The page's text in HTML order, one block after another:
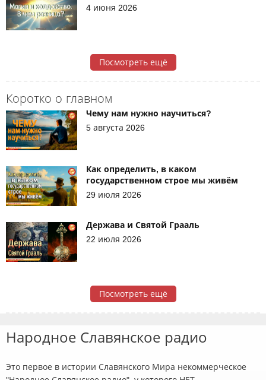
Коротко о главном
Чему нам нужно научиться?
5 августа 2026
Как определить, в каком
государственном строе мы живём
29 июля 2026
Держава и Святой Грааль
22 июля 2026
Посмотреть ещё
4 июня 2026
Посмотреть ещё
Народное Славянское радио
Это первое в истории Славянского Мира некоммерческое